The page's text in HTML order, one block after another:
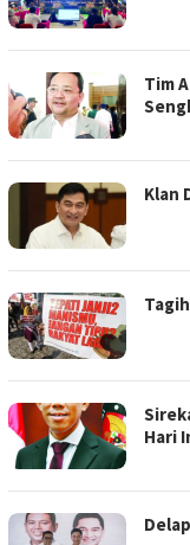
Tim
Klan
Hari